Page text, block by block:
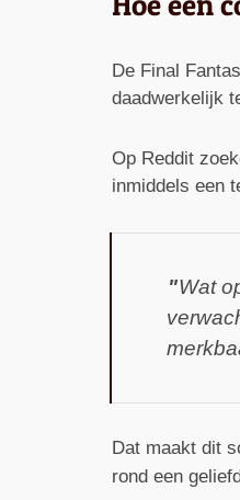
De Final
daadwerkelijk
Op Reddit
inmiddels een
Wat
Dat maakt dit
rond een